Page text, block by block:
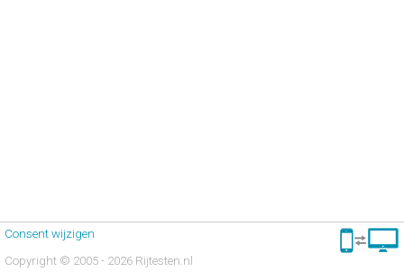
Consent wijzigen
Copyright © 2005 - 2026 Rijtesten.nl